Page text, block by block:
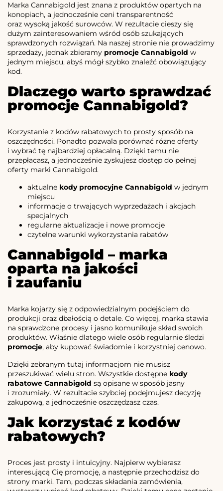
Marka Cannabigold jest znana z produktów opartych na
konopiach, a jednocześnie ceni transparentność
oraz wysoką jakość surowców. W rezultacie cieszy się
dużym zainteresowaniem wśród osób szukających
sprawdzonych rozwiązań. Na naszej stronie nie prowadzimy
sprzedaży, jednak zbieramy promocje Cannabigold w
jednym miejscu, abyś mógł szybko znaleźć obowiązujący
kod.
Dlaczego warto sprawdzać
promocje Cannabigold?
Korzystanie z kodów rabatowych to prosty sposób na
oszczędności. Ponadto pozwala porównać różne oferty
i wybrać tę najbardziej opłacalną. Dzięki temu nie
przepłacasz, a jednocześnie zyskujesz dostęp do pełnej
oferty marki Cannabigold.
aktualne kody promocyjne Cannabigold w jednym
miejscu
informacje o trwających wyprzedażach i akcjach
specjalnych
regularne aktualizacje i nowe promocje
czytelne warunki wykorzystania rabatów
Cannabigold – marka
oparta na jakości
i zaufaniu
Marka kojarzy się z odpowiedzialnym podejściem do
produkcji oraz dbałością o detale. Co więcej, marka stawia
na sprawdzone procesy i jasno komunikuje skład swoich
produktów. Właśnie dlatego wiele osób regularnie śledzi
promocje, aby kupować świadomie i korzystniej cenowo.
Dzięki zebranym tutaj informacjom nie musisz
przeszukiwać wielu stron. Wszystkie dostępne kody
rabatowe Cannabigold są opisane w sposób jasny
i zrozumiały. W rezultacie szybciej podejmujesz decyzję
zakupową, a jednocześnie oszczędzasz czas.
Jak korzystać z kodów
rabatowych?
Proces jest prosty i intuicyjny. Najpierw wybierasz
interesującą Cię promocję, a następnie przechodzisz do
strony marki. Tam, podczas składania zamówienia,